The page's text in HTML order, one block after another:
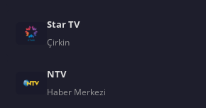
Star TV
Çirkin
NTV
Haber Merkezi